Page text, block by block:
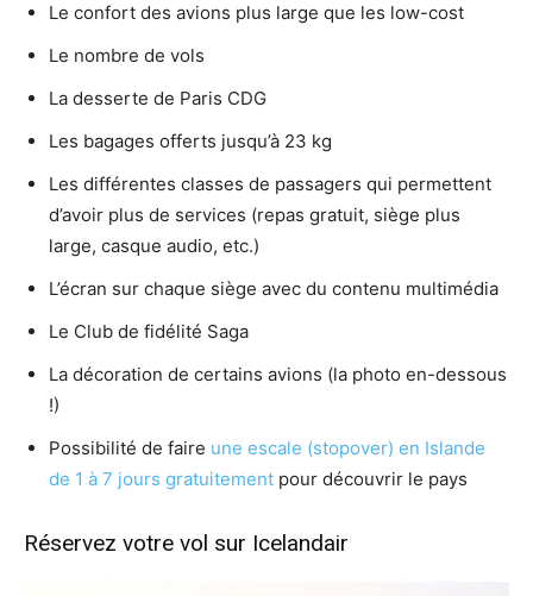
Le confort des avions plus large que les low-cost
Le nombre de vols
La desserte de Paris CDG
Les bagages offerts jusqu’à 23 kg
Les différentes classes de passagers qui permettent
d’avoir plus de services (repas gratuit, siège plus
large, casque audio, etc.)
L’écran sur chaque siège avec du contenu multimédia
Le Club de fidélité Saga
La décoration de certains avions (la photo en-dessous
!)
Possibilité de faire une escale (stopover) en Islande
de 1 à 7 jours gratuitement pour découvrir le pays
Réservez votre vol sur Icelandair